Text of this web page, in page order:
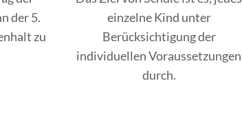
der 5.
zu
einzelne Kind unter
Berücksichtigung der
individuellen Voraussetzungen
durch.